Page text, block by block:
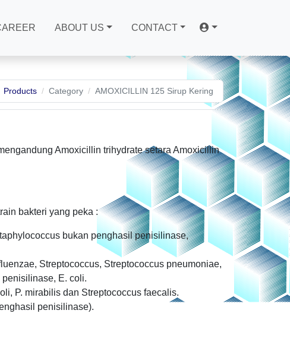
ABOUT US CONTACT
Products Category AMOXICILLIN 125 Sirup Kering
Amoxicillin trihydrate setara Amoxicillin
bakteri yang peka :
bukan penghasil penisilinase,
Streptococcus, Streptococcus pneumoniae,
E. coli.
P. mirabilis dan Streptococcus faecalis.
penisilinase).